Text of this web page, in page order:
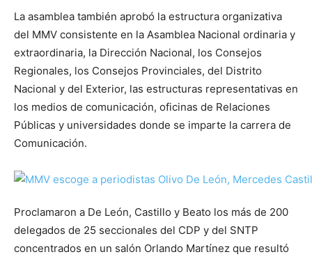
La asamblea también aprobó la estructura organizativa
del MMV consistente en la Asamblea Nacional ordinaria y
extraordinaria, la Dirección Nacional, los Consejos
Regionales, los Consejos Provinciales, del Distrito
Nacional y del Exterior, las estructuras representativas en
los medios de comunicación, oficinas de Relaciones
Públicas y universidades donde se imparte la carrera de
Comunicación.
Proclamaron a De León, Castillo y Beato los más de 200
delegados de 25 seccionales del CDP y del SNTP
concentrados en un salón Orlando Martínez que resultó